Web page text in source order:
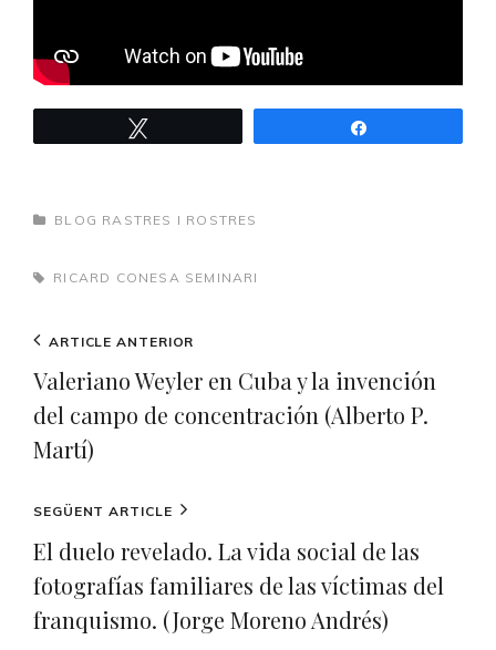
CATEGORIES
BLOG RASTRES I ROSTRES
TAGS,RICARD CONESA SEMINARI
Navegació
d'entrades
Previous
Post
ARTICLE ANTERIOR
Valeriano Weyler en Cuba y la invención
del campo de concentración (Alberto P.
Martí)
Next
Post
SEGÜENT ARTICLE
El duelo revelado. La vida social de las
fotografías familiares de las víctimas del
franquismo. (Jorge Moreno Andrés)